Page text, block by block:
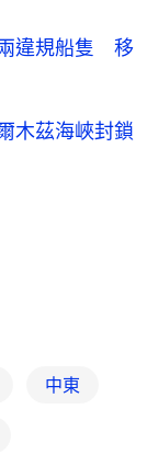
違規船隻 移
木茲海峽封鎖
中東